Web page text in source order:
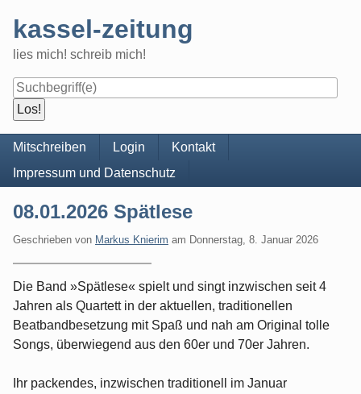
content
kassel-zeitung
lies mich! schreib mich!
Navigation
Mitschreiben Login
Kontakt
Impressum und Datenschutz
08.01.2026 Spätlese
Geschrieben von Markus Knierim am Donnerstag, 8. Januar 2026
Die Band »Spätlese« spielt und singt inzwischen seit 4
Jahren als Quartett in der aktuellen, traditionellen
Beatbandbesetzung mit Spaß und nah am Original tolle
Songs, überwiegend aus den 60er und 70er Jahren.
Ihr packendes, inzwischen traditionell im Januar